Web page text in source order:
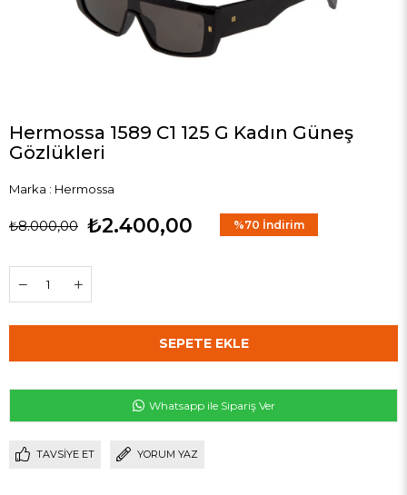
Hermossa 1589 C1 125 G Kadın Güneş
Gözlükleri
Marka : Hermossa
₺8.000,00 ₺2.400,00 %70 İndirim
Whatsapp ile Sipariş Ver
TAVSIYE ET YORUM YAZ